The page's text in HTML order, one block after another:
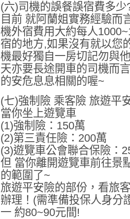
(六)司機的誤餐誤宿費多少
目前 就阿蘭姐實務經驗而
機外宿費用大約每人
宿的地方,如果沒有就以您
機最好獨自一房切記勿與
天亦要長途開車的司機而
的安危息息相關的喔~
(七)強制險 乘客險 旅遊平
當你坐上遊覽車
(1)強制險：150萬
(2)第三責任險：200萬
(3)遊覽車公會聯合保險：
但 當你離開遊覽車前往景
的範圍了~
旅遊平安險的部份，看旅
辦理！(需準備投保人身分
一 約80~90元間!